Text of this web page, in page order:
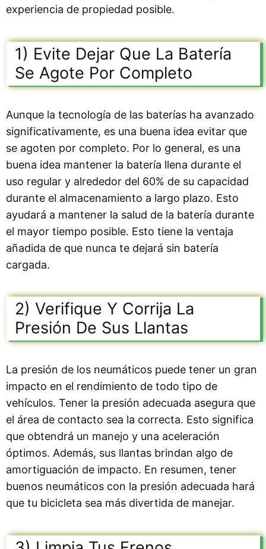
experiencia de propiedad posible.
1) Evite Dejar Que La Batería
Se Agote Por Completo
Aunque la tecnología de las baterías ha avanzado
significativamente, es una buena idea evitar que
se agoten por completo. Por lo general, es una
buena idea mantener la batería llena durante el
uso regular y alrededor del 60% de su capacidad
durante el almacenamiento a largo plazo. Esto
ayudará a mantener la salud de la batería durante
el mayor tiempo posible. Esto tiene la ventaja
añadida de que nunca te dejará sin batería
cargada.
2) Verifique Y Corrija La
Presión De Sus Llantas
La presión de los neumáticos puede tener un gran
impacto en el rendimiento de todo tipo de
vehículos. Tener la presión adecuada asegura que
el área de contacto sea la correcta. Esto significa
que obtendrá un manejo y una aceleración
óptimos. Además, sus llantas brindan algo de
amortiguación de impacto. En resumen, tener
buenos neumáticos con la presión adecuada hará
que tu bicicleta sea más divertida de manejar.